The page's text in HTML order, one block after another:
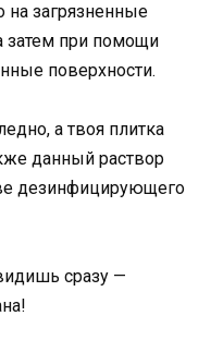
на загрязненные
затем при помощи
поверхности.
а твоя плитка
данный раствор
дезинфицирующего
сразу —